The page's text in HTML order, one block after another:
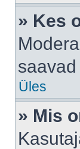
» Kes
Üles
» Mis